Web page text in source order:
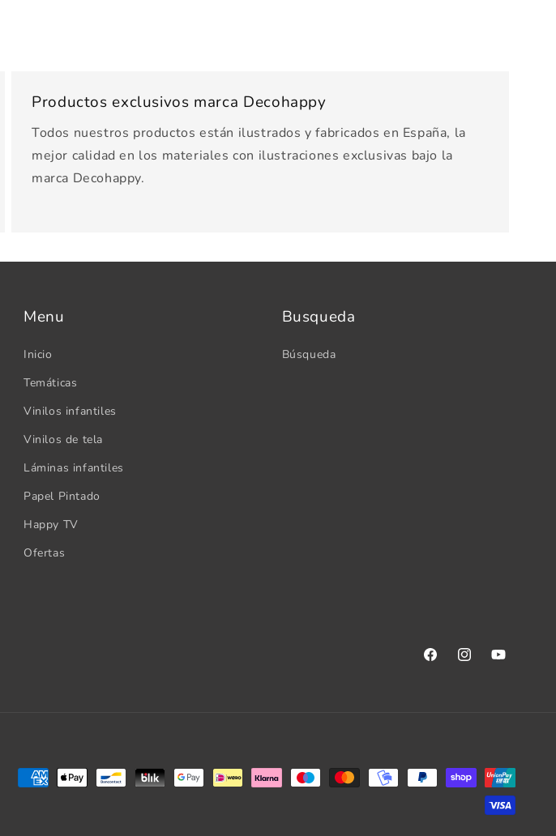
Productos exclusivos marca Decohappy
Todos nuestros productos están ilustrados y fabricados en España, la
mejor calidad en los materiales con ilustraciones exclusivas bajo la
marca Decohappy.
Menu
Inicio
Temáticas
Vinilos infantiles
Vinilos de tela
Láminas infantiles
Papel Pintado
Happy TV
Ofertas
Busqueda
Búsqueda
FacebookInstagramYouTube
Formas